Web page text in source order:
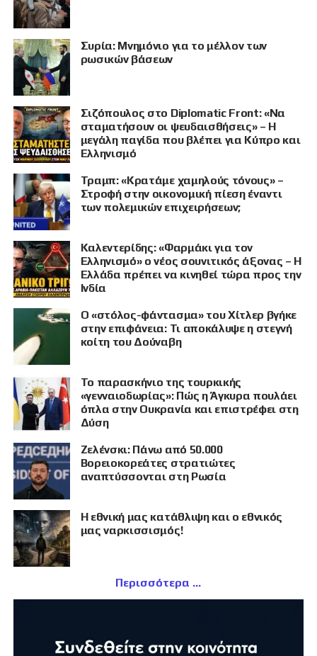
Συρία: Μνημόνιο για το μέλλον των
ρωσικών βάσεων
Σιζόπουλος στο Diplomatic Front: «Να
σταματήσουν οι ψευδαισθήσεις» – Η
μεγάλη παγίδα που βλέπει για Κύπρο και
Ελληνισμό
Τραμπ: «Κρατάμε χαμηλούς τόνους» –
Στροφή στην οικονομική πίεση έναντι
των πολεμικών επιχειρήσεων;
Καλεντερίδης: «Φαρμάκι για τον
Ελληνισμό» ο νέος σουνιτικός άξονας – Η
Ελλάδα πρέπει να κινηθεί τώρα προς την
Ινδία
Ο «στόλος-φάντασμα» του Χίτλερ βγήκε
στην επιφάνεια: Τι αποκάλυψε η στεγνή
κοίτη του Δούναβη
Το παρασκήνιο της τουρκικής
«γενναιοδωρίας»: Πώς η Άγκυρα πουλάει
όπλα στην Ουκρανία και επιστρέφει στη
Δύση
Ζελένσκι: Πάνω από 50.000
Βορειοκορεάτες στρατιώτες
αναπτύσσονται στη Ρωσία
Η εθνική μας κατάθλιψη και ο εθνικός
μας ναρκισσισμός!
Περισσότερα